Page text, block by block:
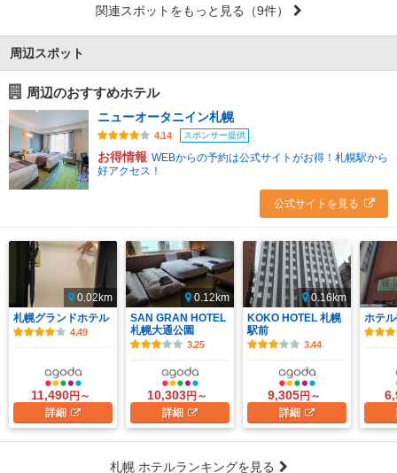
関連スポットをもっと見る （9件）
周辺スポット
周辺のおすすめホテル
ニューオータニイン札幌
4.14 スポンサー提供
お得情報 WEBからの予約は公式サイトがお得！札幌駅から
好アクセス！
公式サイトを見る
0.02km
札幌グランドホテル
4.49
11,490円～
詳細
0.12km
SAN GRAN HOTEL
札幌大通公園
3.25
10,303円～
詳細
0.16km
KOKO HOTEL 札幌
駅前
3.44
9,305円～
詳細
ホテ
札幌 ホテルランキングを見る